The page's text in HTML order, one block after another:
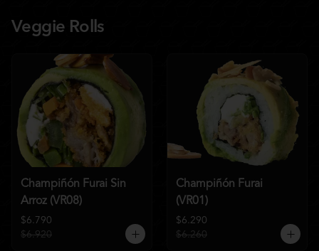
Veggie Rolls
Champiñón Furai Sin
Arroz (VR08)
$6.790
$6.920
Champiñón Furai
(VR01)
$6.290
$6.260